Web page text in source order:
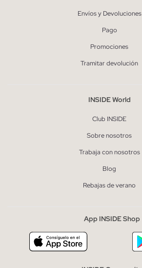
Envíos y Devoluciones
Pago
Promociones
Tramitar devolución
INSIDE World
Club INSIDE
Sobre nosotros
Trabaja con nosotros
Blog
Rebajas de verano
App INSIDE Shop